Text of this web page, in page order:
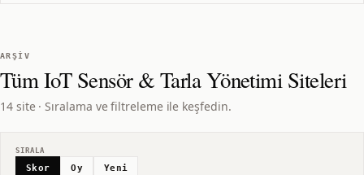
ARŞIV
TümIoT Sensör & Tarla YönetimiSiteleri
14 site · Sıralama ve filtreleme ile keşfedin.
SIRALA
Skor Oy Yeni